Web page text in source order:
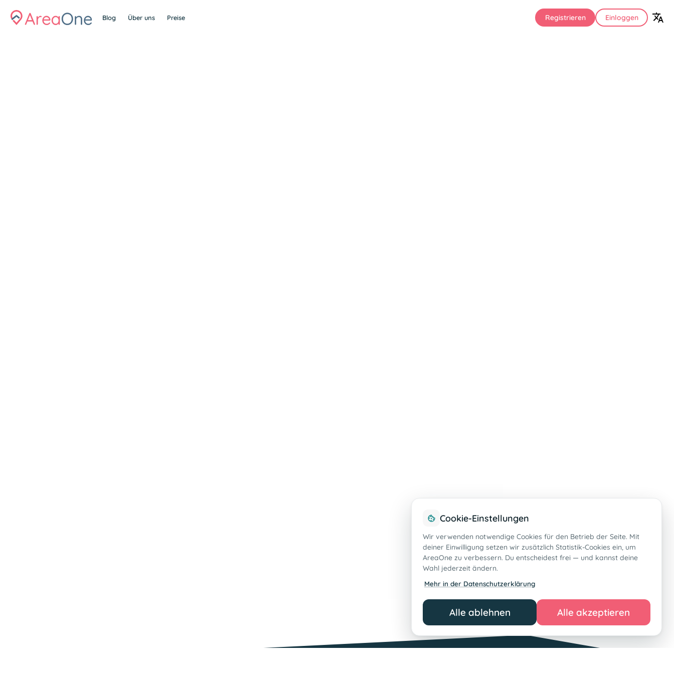
Blog Über uns Preise Registrieren Einloggen
Cookie-Einstellungen
Wir verwenden notwendige Cookies für den Betrieb der Seite. Mit
deiner Einwilligung setzen wir zusätzlich Statistik-Cookies ein, um
AreaOne zu verbessern. Du entscheidest frei — und kannst deine
Wahl jederzeit ändern.
Mehr in der Datenschutzerklärung
Alle ablehnen Alle akzeptieren